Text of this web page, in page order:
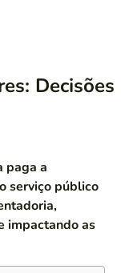
Decisões
paga a
serviço público
impactando as